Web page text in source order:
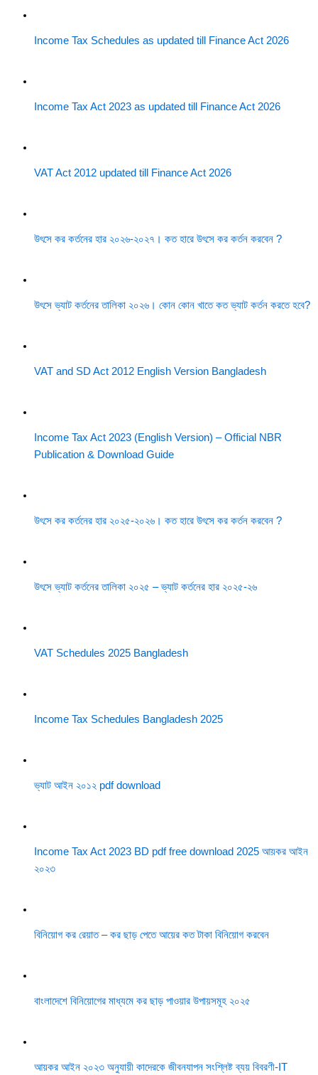
Income Tax Schedules as updated till Finance Act 2026
Income Tax Act 2023 as updated till Finance Act 2026
VAT Act 2012 updated till Finance Act 2026
উৎসে কর কর্তনের হার ২০২৬-২০২৭। কত হারে উৎসে কর কর্তন করবেন ?
উৎসে ভ্যাট কর্তনের তালিকা ২০২৬। কোন কোন খাতে কত ভ্যাট কর্তন করতে হবে?
VAT and SD Act 2012 English Version Bangladesh
Income Tax Act 2023 (English Version) – Official NBR
Publication & Download Guide
উৎসে কর কর্তনের হার ২০২৫-২০২৬। কত হারে উৎসে কর কর্তন করবেন ?
উৎসে ভ্যাট কর্তনের তালিকা ২০২৫ – ভ্যাট কর্তনের হার ২০২৫-২৬
VAT Schedules 2025 Bangladesh
Income Tax Schedules Bangladesh 2025
ভ্যাট আইন ২০১২ pdf download
Income Tax Act 2023 BD pdf free download 2025 আয়কর আইন
২০২৩
বিনিয়োগ কর রেয়াত – কর ছাড় পেতে আয়ের কত টাকা বিনিয়োগ করবেন
বাংলাদেশে বিনিয়োগের মাধ্যমে কর ছাড় পাওয়ার উপায়সমূহ ২০২৫
আয়কর আইন ২০২৩ অনুযায়ী কাদেরকে জীবনযাপন সংশ্লিষ্ট ব্যয় বিবরণী-IT